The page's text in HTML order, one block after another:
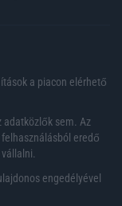
a piacon elérhető
adatközlők sem. Az
eredő
engedélyével